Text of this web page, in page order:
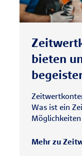
bieten
Was ist ein
Mehr zu